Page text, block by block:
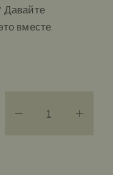
Давайте
вместе.